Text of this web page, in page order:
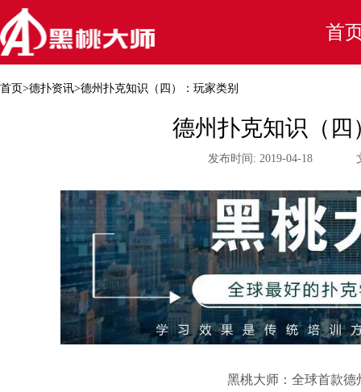
首
首页>德扑资讯>德州扑克知识（四）：玩家类别
德州扑克知识（四
发布时间: 2019-04-18
黑桃大师：全球首款德